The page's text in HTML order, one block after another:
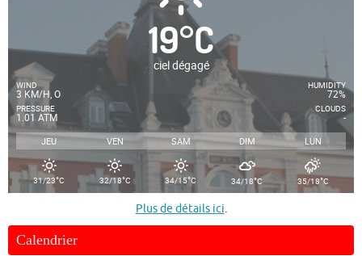
19°C
ciel dégagé
WIND
3 KM/H, O
PRESSURE
1.01 ATM
HUMIDITY
72%
CLOUDS
-
JEU VEN SAM DIM LUN
31/23°C 32/18°C 34/15°C 34/18°C 35/18°C
Plus de détails ici.
Calendrier